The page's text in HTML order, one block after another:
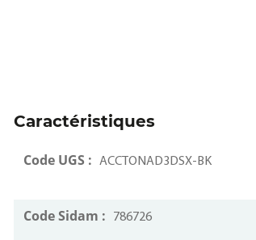
Caractéristiques
Code UGS : ACCTONAD3DSX-BK
Code Sidam : 786726